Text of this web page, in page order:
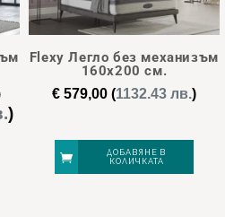
options
be
chosen
the
product
)Текущата
€ 967,30.
Flexy Легло без механизъм
160х200 см.
€579,00(1132.43 лв.)
ДОБАВЯНЕ В
КОЛИЧКАТА